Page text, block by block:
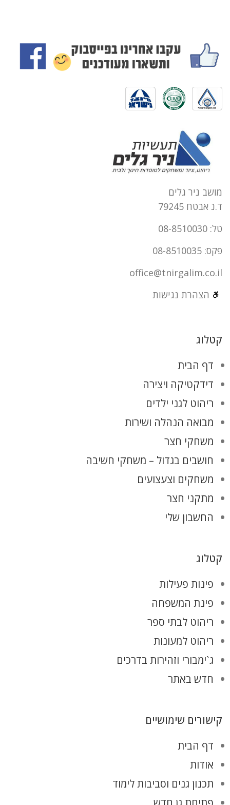
מושב ניר גלים
ד.נ אבטח 79245
טל: 08-8510030
פקס: 08-8510035
office@tnirgalim.co.il
הצהרת נגישות
קטלוג
דף הבית
דידקטיקה ויצירה
ריהוט לגני ילדים
מבואה הנהלה ושירות
משחקי חצר
חושבים בגדול – משחקי חשיבה
משחקים וצעצועים
מתקני חצר
החשבון שלי
קטלוג
פינות פעילות
פינת המשפחה
ריהוט לבתי ספר
ריהוט למעונות
ג`ימבורי וזהירות בדרכים
חדש באתר
קישורים שימושיים
דף הבית
אודות
תכנון גנים וסביבות לימוד